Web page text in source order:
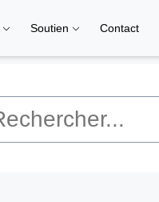
Soutien Contact